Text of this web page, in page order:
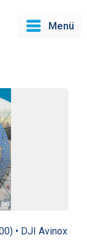
Menü
• DJI Avinox